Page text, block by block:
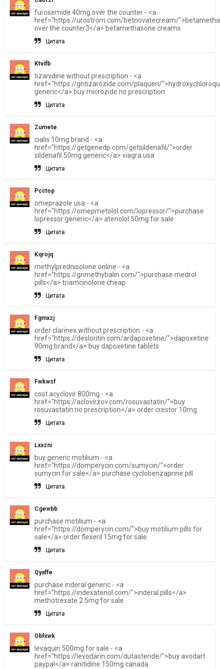
furosemide 40mg over the counter - <a
href="https://urostrom.com/betnovatecream/
over the counter3</a> betamethasone creams
Цитата
Ktvifb
tizanidine without prescription - <a
href="https://gntizarozide.com/plaquen/
generic</a> buy microzide no prescription
Цитата
Zumete
cialis 10mg brand - <a
href="https://getgenedp.com/getsildenafil/">order
sildenafil 50mg generic</a> viagra usa
Цитата
Pcctop
omeprazole usa - <a
href="https://omepmetolol.com/lopressor/">purchase
lopressor generic</a> atenolol 50mg for sale
Цитата
Kqrojq
methylprednisolone online - <a
href="https://gnmethybalin.com/">purchase medrol
pills</a> triamcinolone cheap
Цитата
Fgmxzj
order clarinex without prescription - <a
href="https://desloritin.com/ardapoxetine/">dapoxetine
90mg brand</a> buy dapoxetine tablets
Цитата
Fwkwsf
cost acyclovir 800mg - <a
href="https://aclovirzov.com/rosuvastatin/">buy
rosuvastatin no prescription</a> order crestor 10mg
Цитата
Lxxzni
buy generic motilium - <a
href="https://domperycin.com/sumycin/">order
sumycin for sale</a> purchase cyclobenzaprine pill
Цитата
Cgewbb
purchase motilium - <a
href="https://domperycin.com/">buy motilium pills for
sale</a> order flexeril 15mg for sale
Цитата
Qyaffe
purchase inderal generic - <a
href="https://indexatenol.com/">inderal pills</a>
methotrexate 2.5mg for sale
Цитата
Obfxwk
levaquin 500mg for sale - <a
href="https://levodarin.com/dutasteride/">buy avodart
paypal</a> ranitidine 150mg canada